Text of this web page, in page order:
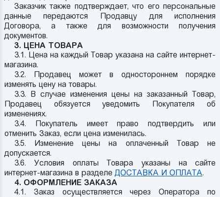
Заказчик также подтверждает, что его персональные
данные передаются Продавцу для исполнения
Договора, а также для возможности получения
документов.
3. ЦЕНА ТОВАРА
3.1. Цена на каждый Товар указана на сайте интернет-
магазина.
3.2. Продавец может в одностороннем порядке
изменять цену на товары.
3.3. В случае изменения цены на заказанный Товар,
Продавец обязуется уведомить Покупателя об
изменениях.
3.4. Покупатель имеет право подтвердить или
отменить Заказ, если цена изменилась.
3.5. Изменение цены на оплаченный Товар не
допускается.
3.6. Условия оплаты Товара указаны на сайте
интернет-магазина в разделеДОСТАВКА И ОПЛАТА.
4. ОФОРМЛЕНИЕ ЗАКАЗА
4.1. Заказ осуществляется через Оператора по